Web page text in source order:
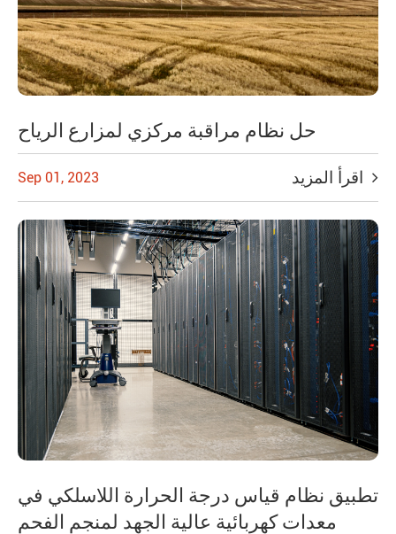
حل نظام مراقبة مركزي لمزارع الرياح
Sep 01, 2023
تطبيق نظام قياس درجة الحرارة اللاسلكي في
معدات كهربائية عالية الجهد لمنجم الفحم